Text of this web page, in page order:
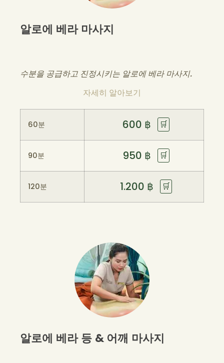
알로에 베라 마사지
수분을 공급하고 진정시키는 알로에 베라 마사지.
자세히 알아보기
60분 600 ฿ 🛒
90분 950 ฿ 🛒
120분 1.200 ฿ 🛒
알로에 베라 등 & 어깨 마사지